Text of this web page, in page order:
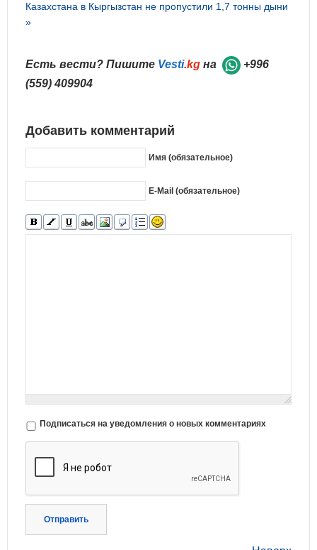
Казахстана в Кыргызстан не пропустили 1,7 тонны дыни
»
Есть вести? Пишите Vesti.kg на
+996
(559) 409904
Добавить комментарий
Имя (обязательное)
E-Mail (обязательное)
Подписаться на уведомления о новых комментариях
Отправить